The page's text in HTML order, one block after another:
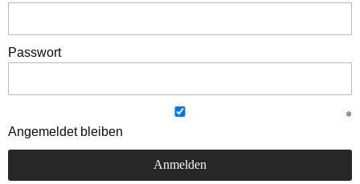
Passwort
Angemeldet bleiben